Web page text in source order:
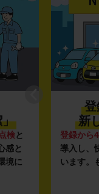
」
検と
感と
境に
登
新
登録から
導入し、
います。